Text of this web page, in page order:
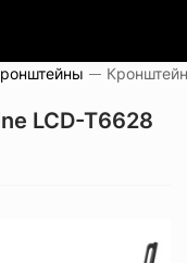
LCD-T6628